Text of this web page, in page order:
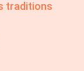
traditions